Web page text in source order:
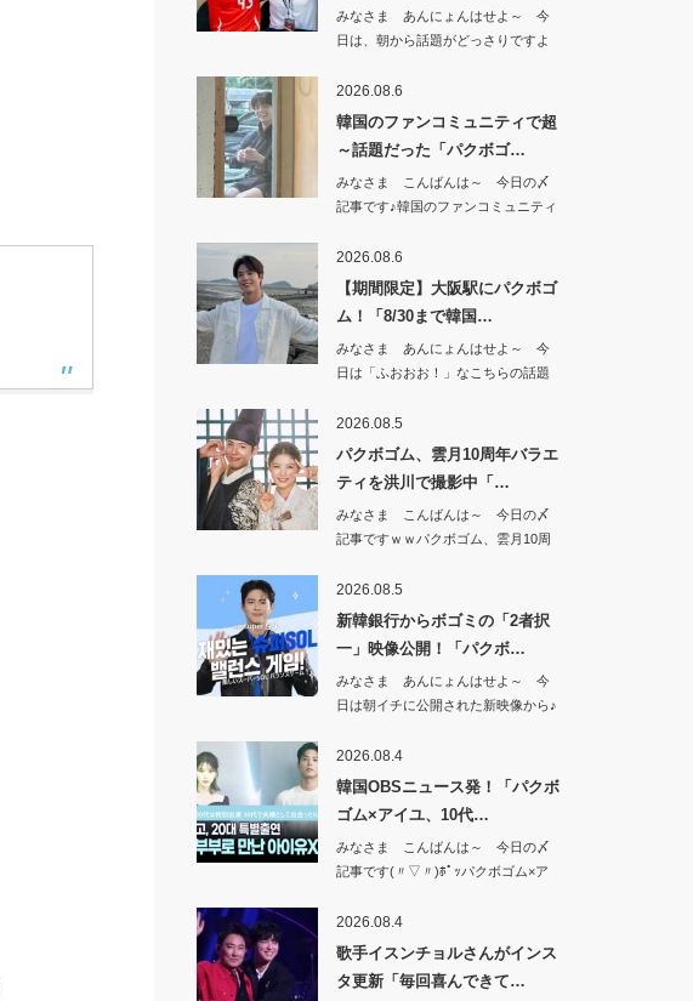
みなさま あんにょんはせよ～ 今
日は、朝から話題がどっさりですよ
2026.08.6
韓国のファンコミュニティで超
～話題だった「パクボゴ…
みなさま こんばんは～ 今日の〆
記事です♪韓国のファンコミュニティ
2026.08.6
【期間限定】大阪駅にパクボゴ
ム！「8/30まで韓国…
みなさま あんにょんはせよ～ 今
日は「ふおおお！」なこちらの話題
2026.08.5
パクボゴム、雲月10周年バラエ
ティを洪川で撮影中「…
みなさま こんばんは～ 今日の〆
記事ですｗｗパクボゴム、雲月10周
2026.08.5
新韓銀行からボゴミの「2者択
一」映像公開！「パクボ…
みなさま あんにょんはせよ～ 今
日は朝イチに公開された新映像から♪
2026.08.4
韓国OBSニュース発！「パクボ
ゴム×アイユ、10代…
みなさま こんばんは～ 今日の〆
記事です(〃▽〃)ﾎﾟｯパクボゴム×ア
2026.08.4
歌手イスンチョルさんがインス
タ更新「毎回喜んできて…